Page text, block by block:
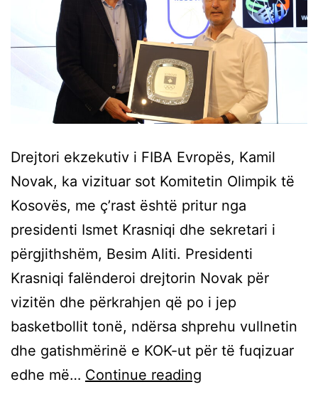
Drejtori ekzekutiv i FIBA Evropës, Kamil
Novak, ka vizituar sot Komitetin Olimpik të
Kosovës, me ç’rast është pritur nga
presidenti Ismet Krasniqi dhe sekretari i
përgjithshëm, Besim Aliti. Presidenti
Krasniqi falënderoi drejtorin Novak për
vizitën dhe përkrahjen që po i jep
basketbollit tonë, ndërsa shprehu vullnetin
dhe gatishmërinë e KOK-ut për të fuqizuar
edhe më… Continue reading